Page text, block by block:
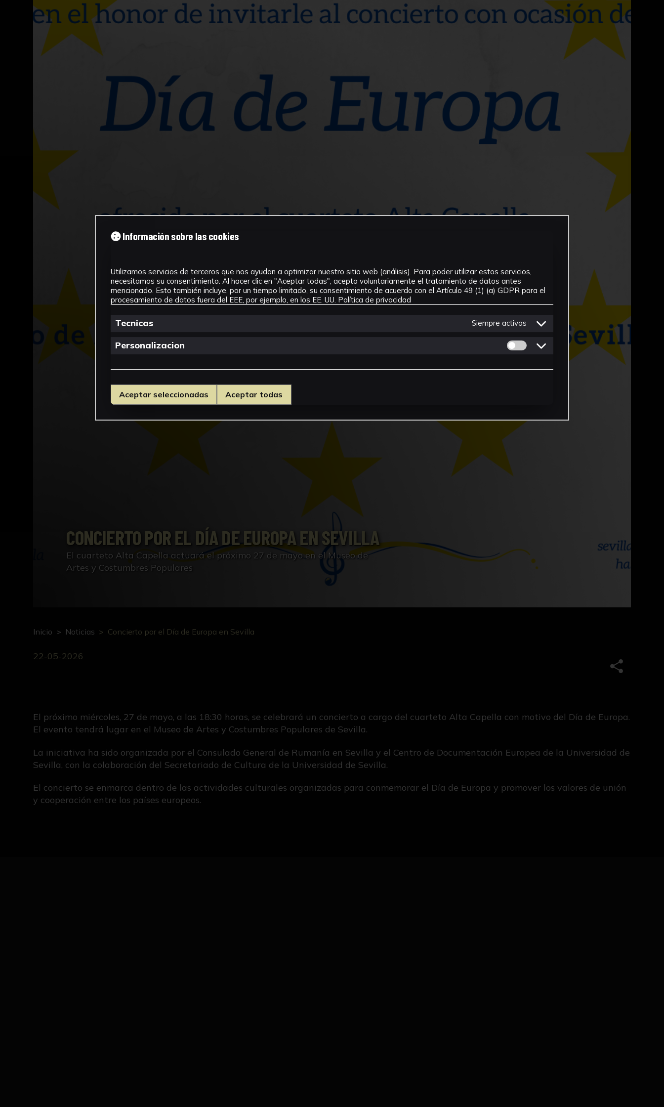
CONCIERTO POR EL DÍA DE EUROPA EN SEVILLA
El cuarteto Alta Capella actuará el próximo 27 de mayo en el Museo de
Artes y Costumbres Populares
Inicio Noticias Concierto por el Día de Europa en Sevilla
22-05-2026
Compartir
El próximo miércoles, 27 de mayo, a las 18:30 horas, se celebrará un concierto a cargo del cuarteto Alta Capella con motivo del Día de Europa.
El evento tendrá lugar en el Museo de Artes y Costumbres Populares de Sevilla.
La iniciativa ha sido organizada por el Consulado General de Rumanía en Sevilla y el Centro de Documentación Europea de la Universidad de
Sevilla, con la colaboración del Secretariado de Cultura de la Universidad de Sevilla.
El concierto se enmarca dentro de las actividades culturales organizadas para conmemorar el Día de Europa y promover los valores de unión
y cooperación entre los países europeos.
Información sobre las cookies
Utilizamos servicios de terceros que nos ayudan a optimizar nuestro sitio web (análisis). Para poder utilizar estos servicios,
necesitamos su consentimiento. Al hacer clic en "Aceptar todas", acepta voluntariamente el tratamiento de datos antes
mencionado. Esto también incluye, por un tiempo limitado, su consentimiento de acuerdo con el Artículo 49 (1) (a) GDPR para el
procesamiento de datos fuera del EEE, por ejemplo, en los EE. UU. Política de privacidad
Tecnicas Siempre activas
Personalizacion Permitir cookies de Personalizacion
Aceptar seleccionadas Aceptar todas